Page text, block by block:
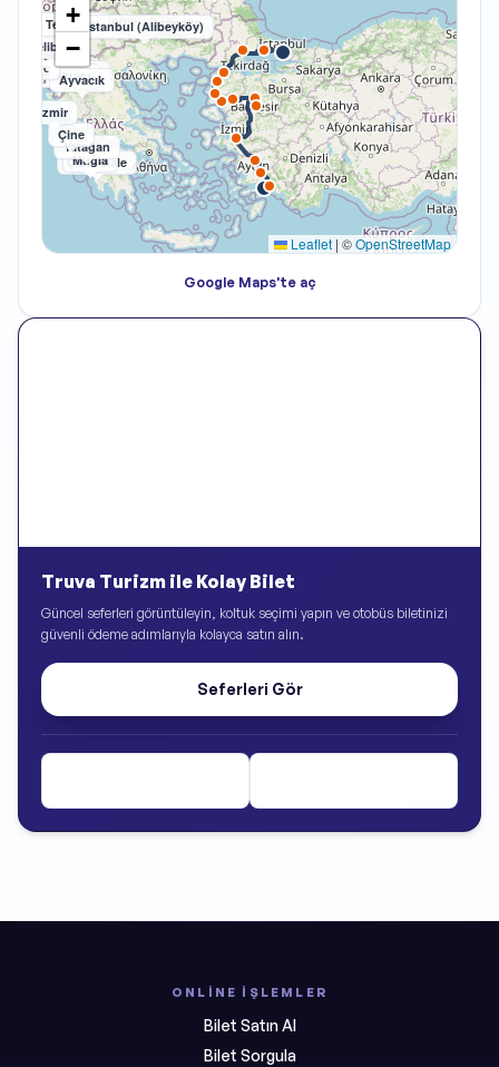
Çanakkale
Muğla
Yatağan
Çine
İzmir
Ayvalık
Edremit
Küçükkuyu
Ayvacık
Ezine
Çanakkale
Gelibolu
Tekirdağ
Silivriİstanbul (Alibeyköy)
+
−
Leaflet | ©OpenStreetMap
Google Maps'te aç
Truva Turizm ile Kolay Bilet
Güncel seferleri görüntüleyin, koltuk seçimi yapın ve otobüs biletinizi
güvenli ödeme adımlarıyla kolayca satın alın.
Seferleri Gör
ONLINE İŞLEMLER
Bilet Satın Al
Bilet Sorgula